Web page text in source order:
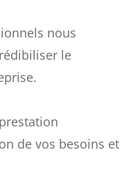
nous
le
de vos besoins et